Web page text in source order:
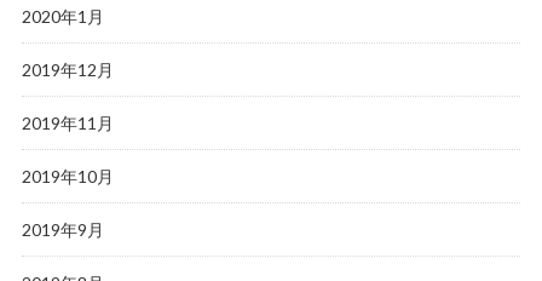
2020年1月
2019年12月
2019年11月
2019年10月
2019年9月